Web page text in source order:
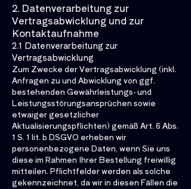
2. Datenverarbeitung zur
Vertragsabwicklung und zur
Kontaktaufnahme
2.1 Datenverarbeitung zur
Vertragsabwicklung
Zum Zwecke der Vertragsabwicklung (inkl.
Anfragen zu und Abwicklung von ggf.
bestehenden Gewährleistungs- und
Leistungsstörungsansprüchen sowie
etwaiger gesetzlicher
Aktualisierungspflichten) gemäß Art. 6 Abs.
1 S. 1 lit. b DSGVO erheben wir
personenbezogene Daten, wenn Sie uns
diese im Rahmen Ihrer Bestellung freiwillig
mitteilen. Pflichtfelder werden als solche
gekennzeichnet, da wir in diesen Fällen die